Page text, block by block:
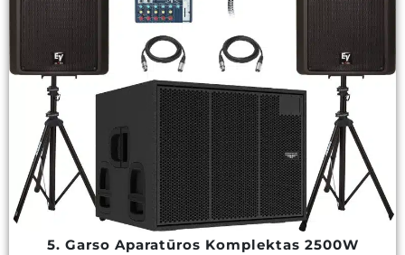
5. Garso Aparatūros Komplektas 2500W